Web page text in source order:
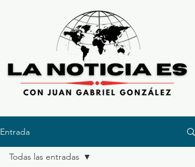
Entrada
Todas las entradas